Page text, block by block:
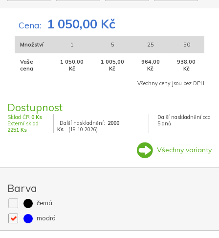
Cena: 1 050,00 Kč
Množství 1 5 25 50
Vaše
cena
1 050,00
Kč
1 005,00
Kč
964,00
Kč
938,00
Kč
Všechny ceny jsou bez DPH
Dostupnost
Sklad ČR 0 Ks
Externí sklad
2251 Ks
Další naskladnění: 2000
Ks
(19.10.2026)
Další naskladnění cca
5 dnů
Všechny varianty
Barva
černá
modrá